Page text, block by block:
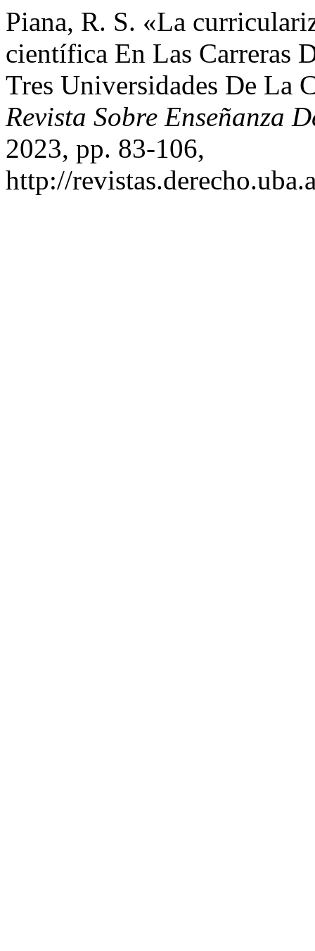
Piana, R. S. «La
científica En Las Carreras
Tres Universidades De La
Revista Sobre Enseñanza
2023, pp. 83-106,
http://